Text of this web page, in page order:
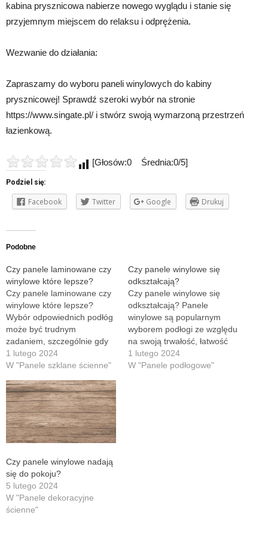
kabina prysznicowa nabierze nowego wyglądu i stanie się
przyjemnym miejscem do relaksu i odprężenia.
Wezwanie do działania:
Zapraszamy do wyboru paneli winylowych do kabiny
prysznicowej! Sprawdź szeroki wybór na stronie
https://www.singate.pl/ i stwórz swoją wymarzoną przestrzeń
łazienkową.
[Głosów:0 Średnia:0/5]
Podziel się:
Facebook Twitter Google Drukuj
Podobne
Czy panele laminowane czy
winylowe które lepsze?
Czy panele laminowane czy
winylowe które lepsze?
Wybór odpowiednich podłóg
może być trudnym
zadaniem, szczególnie gdy
na rynku dostępnych jest
wiele różnych opcji. Dwie
laminowane i winylowe. Ale
które z nich są lepsze? W
tym artykule przyjrzymy się
bliżej tym dwóm rodzajom
podłóg i porównamy ich…
1 lutego 2024
W "Panele szklane ścienne"
Czy panele winylowe się
odkształcają?
Czy panele winylowe się
odkształcają? Panele
winylowe są popularnym
wyborem podłogi ze względu
na swoją trwałość, łatwość
utrzymania i estetyczny
wygląd. Jednak wiele osób
1 lutego 2024
W "Panele podłogowe"
Czy panele winylowe nadają
się do pokoju?
5 lutego 2024
W "Panele dekoracyjne
ścienne"